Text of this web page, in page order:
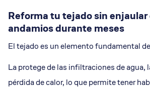
Reforma tu tejado sin enjaular
andamios durante meses
El tejado es un elemento fundamental
La protege de las infiltraciones de agua,
pérdida de calor, lo que permite tener